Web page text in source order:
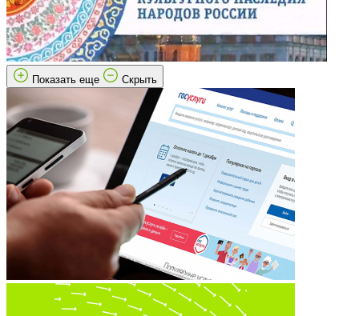
Показать еще Скрыть